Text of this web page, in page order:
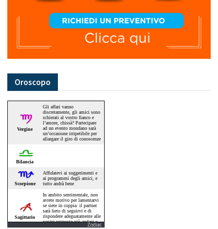
Oroscopo
Zodiac